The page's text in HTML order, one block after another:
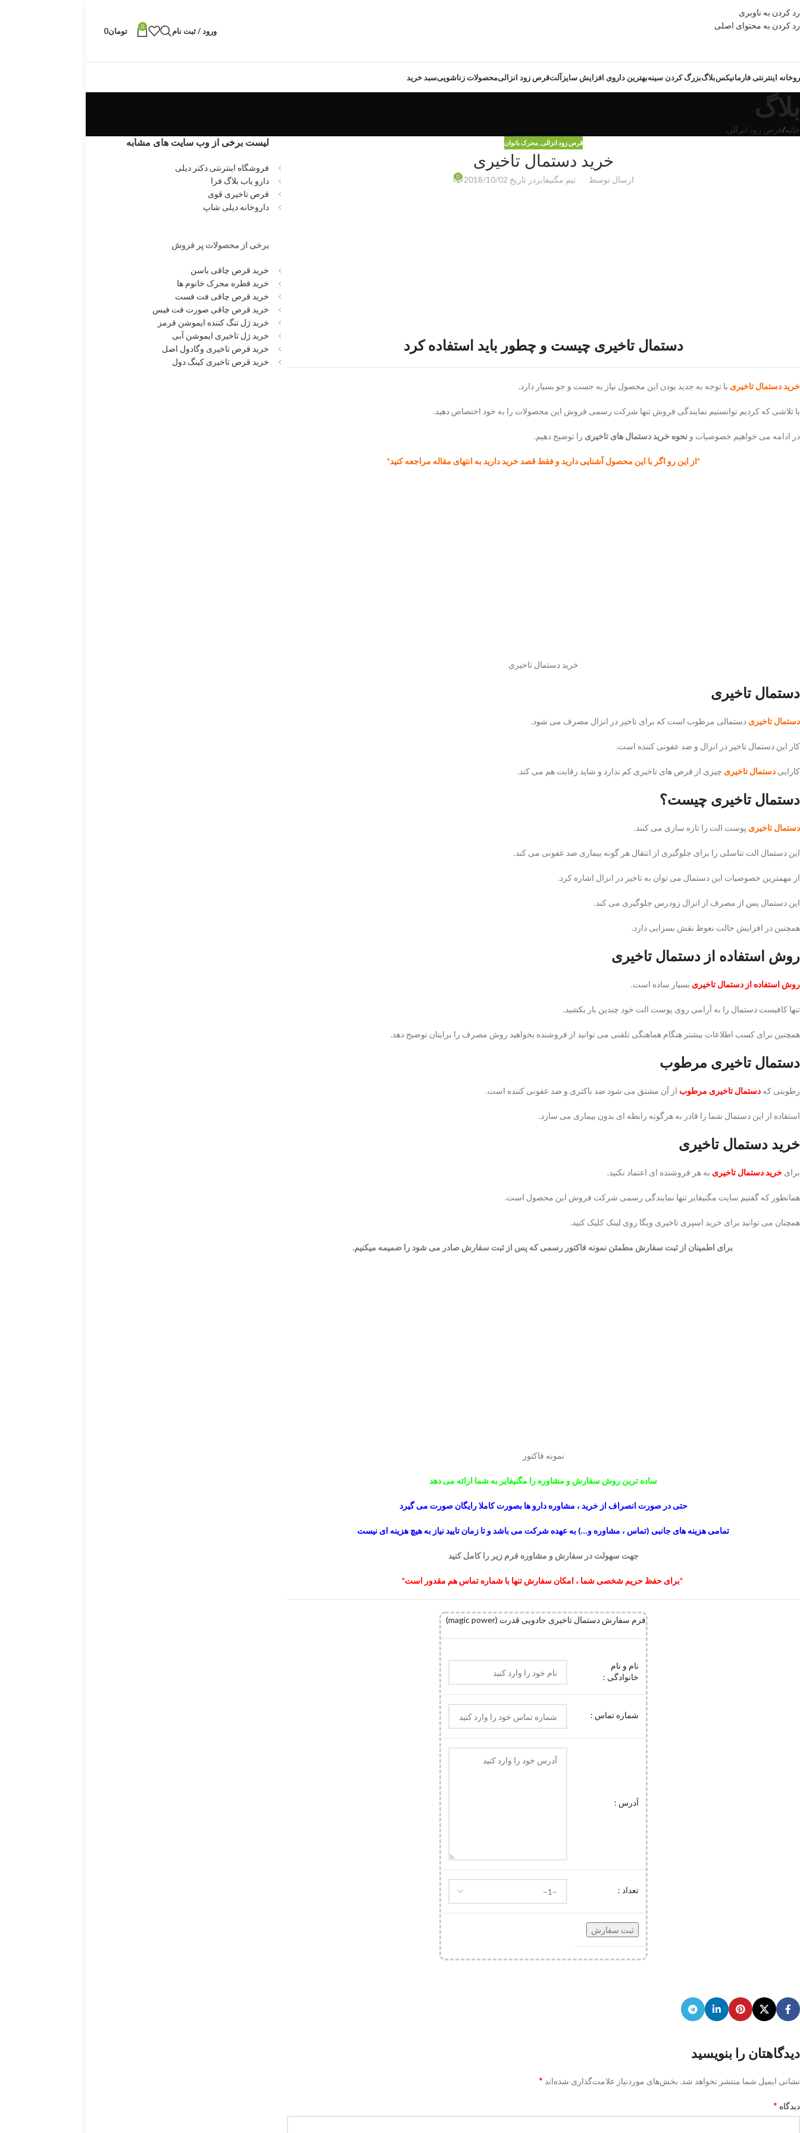
رد کردن به ناوبری
رد کردن به محتوای اصلی
ورود / ثبت نام 0 تومان0
اینترنتی فارمانیکسبلاگبزرگ کردن سینهبهترین داروی افزایش سایزآلتقرص زود انزالیمحصولات زناشوییسبد خرید
بلاگ
خانه قرص زود انزالی
قرص زود انزالی ,محرک بانوان
خرید دستمال تاخیری
ارسال توسط تیم مگنیفایر در تاریخ 2018/10/02 0
دستمال تاخیری چیست و چطور باید استفاده کرد
خرید دستمال تاخیری با توجه به جدید بودن این محصول نیاز به جست و جو بسیار دارد.
با تلاشی که کردیم توانستیم نمایندگی فروش تنها شرکت رسمی فروش این محصولات را به خود اختصاص دهید.
در ادامه می خواهیم خصوصیات و نحوه خرید دستمال های تاخیری را توضیح دهیم.
*از این رو اگر با این محصول آشنایی دارید و فقط قصد خرید دارید به انتهای مقاله مراجعه کنید*
خرید دستمال تاخیری
دستمال تاخیری
دستمال تاخیری دستمالی مرطوب است که برای تاخیر در انزال مصرف می شود.
کار این دستمال تاخیر در انزال و ضد عفونی کننده است.
کارایی دستمال تاخیری چیزی از قرص های تاخیری کم ندارد و شاید رقابت هم می کند.
دستمال تاخیری چیست؟
دستمال تاخیری پوست الت را تازه سازی می کنند.
این دستمال الت تناسلی را برای جلوگیری از انتقال هر گونه بیماری ضد عفونی می کند.
از مهمترین خصوصیات این دستمال می توان به تاخیر در انزال اشاره کرد.
این دستمال پس از مصرف از انزال زودرس جلوگیری می کند.
همچنین در افزایش حالت نعوظ نقش بسزایی دارد.
روش استفاده از دستمال تاخیری
روش استفاده از دستمال تاخیری بسیار ساده است.
تنها کافیست دستمال را به آرامی روی پوست الت خود چندین بار بکشید.
همچنین برای کسب اطلاعات بیشتر هنگام هماهنگی تلفنی می توانید از فروشنده بخواهید روش مصرف را برایتان توضیح دهد.
دستمال تاخیری مرطوب
رطوبتی که دستمال تاخیری مرطوب از آن مشتق می شود ضد باکتری و ضد عفونی کننده است.
استفاده از این دستمال شما را قادر به هرگونه رابطه ای بدون بیماری می سازد.
خرید دستمال تاخیری
برای خرید دستمال تاخیری به هر فروشنده ای اعتماد نکنید.
همانطور که گفتیم سایت مگنیفایر تنها نمایندگی رسمی شرکت فروش این محصول است.
همچنان می توانید برای خرید اسپری تاخیری ویگا روی لینک کلیک کنید.
برای اطمینان از ثبت سفارش مطمئن نمونه فاکتور رسمی که پس از ثبت سفارش صادر می شود را ضمیمه میکنیم.
نمونه فاکتور
ساده ترین روش سفارش و مشاوره را مگنیفایر به شما ارائه می دهد
حتی در صورت انصراف از خرید ، مشاوره دارو ها بصورت کاملا رایگان صورت می گیرد
تمامی هزینه های جانبی (تماس ، مشاوره و…) به عهده شرکت می باشد و تا زمان تایید نیاز به هیچ هزینه ای نیست
جهت سهولت در سفارش و مشاوره فرم زیر را کامل کنید
*برای حفظ حریم شخصی شما ، امکان سفارش تنها با شماره تماس هم مقدور است*
فرم سفارش دستمال تاخیری جادویی قدرت (magic power)
نام و نام
خانوادگی :
شماره تماس :
آدرس :
تعداد :
دیدگاهتان را بنویسید
نشانی ایمیل شما منتشر نخواهد شد. بخش‌های موردنیاز علامت‌گذاری شده‌اند *
دیدگاه *
لیست برخی از وب سایت های مشابه
فروشگاه اینترنتی دکتر دیلی
دارو یاب بلاگ فرا
قرص تاخیری قوی
داروخانه دیلی شاپ
برخی از محصولات پر فروش
خرید قرص چاقی باسن
خرید قطره محرک خانوم ها
خرید قرص چاقی فت فست
خرید قرص چاقی صورت فت فیس
خرید ژل تنگ کننده ایموشن قرمز
خرید ژل تاخیری ایموشن آبی
خرید قرص تاخیری وگادول اصل
خرید قرص تاخیری کینگ دول